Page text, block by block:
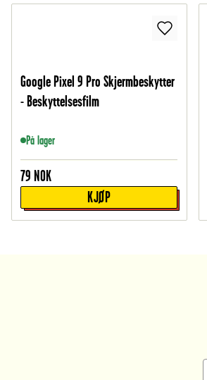
Google Pixel 9 Pro Skjermbeskytter
- Beskyttelsesfilm
På lager
79 NOK
KJØP